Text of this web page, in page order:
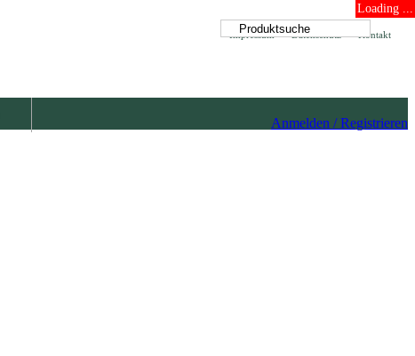
Loading ...
Kontakt
Datenschutz
Impressum
Anmelden / Registrieren